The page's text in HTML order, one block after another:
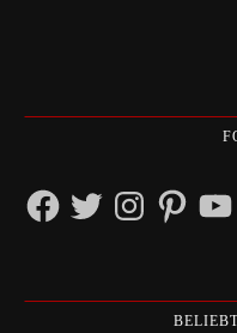
FacebookTwitterInstagramPinterest